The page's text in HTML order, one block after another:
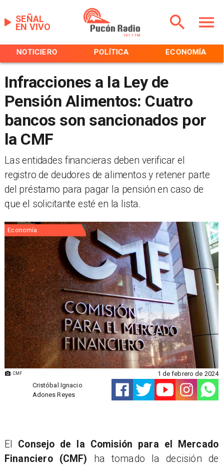
EN VIVO
SEÑAL
NOTICIERO POLÍTICA ECONOMÍA
Infracciones a la Ley de
Pensión Alimentos: Cuatro
bancos son sancionados por
la CMF
Las entidades financieras deben verificar el
registro de deudores de alimentos y retener parte
del préstamo para pagar la pensión en caso de
que el solicitante esté en la lista.
CMF
Economía
Cristóbal Ignacio
Adones Reyes
1 de febrero de 2024
El Consejo de la Comisión para el Mercado
Financiero (CMF) ha tomado la decisión de